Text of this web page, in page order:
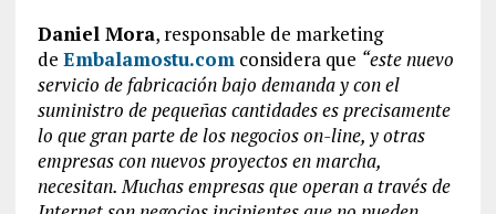
Daniel Mora, responsable de marketing
de Embalamostu.comconsidera que “este nuevo
servicio de fabricación bajo demanda y con el
suministro de pequeñas cantidades es precisamente
lo que gran parte de los negocios on-line, y otras
empresas con nuevos proyectos en marcha,
necesitan. Muchas empresas que operan a través de